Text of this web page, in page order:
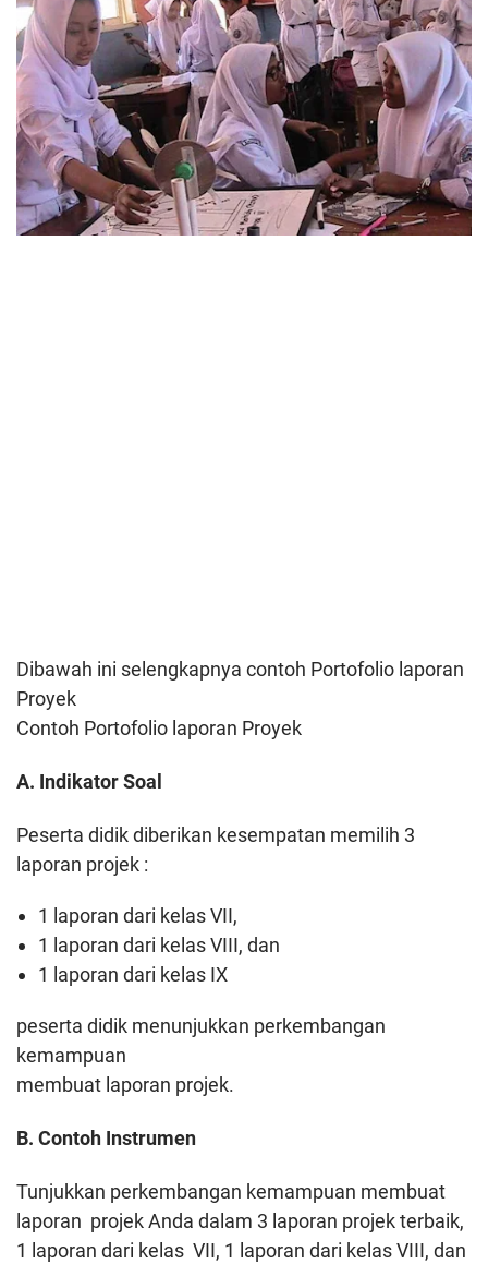
Dibawah ini selengkapnya contoh Portofolio laporan
Proyek
Contoh Portofolio laporan Proyek
A. Indikator Soal
Peserta didik diberikan kesempatan memilih 3
laporan projek :
1 laporan dari kelas VII,
1 laporan dari kelas VIII, dan
1 laporan dari kelas IX
peserta didik menunjukkan perkembangan
kemampuan
membuat laporan projek.
B. Contoh Instrumen
Tunjukkan perkembangan kemampuan membuat
laporan projek Anda dalam 3 laporan projek terbaik,
1 laporan dari kelas VII, 1 laporan dari kelas VIII, dan